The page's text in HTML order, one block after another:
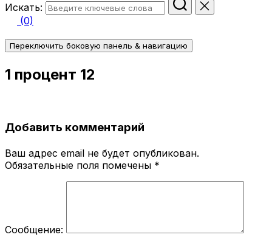
Искать:
(0)
Переключить боковую панель & навигацию
1 процент 12
Добавить комментарий
Ваш адрес email не будет опубликован.
Обязательные поля помечены *
Сообщение: